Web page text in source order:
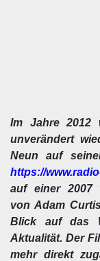
Im Jahre 2012
unverändert
Neun auf
https://
auf einer 2007
von Adam
Blick auf das
Aktualität. Der
mehr direkt